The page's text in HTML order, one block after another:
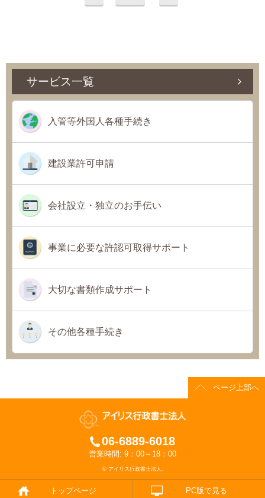
サービス一覧
入管等外国人各種手続き
建設業許可申請
会社設立・独立のお手伝い
事業に必要な許認可取得サポート
大切な書類作成サポート
その他各種手続き
ページ上部へ
06-6889-6018
営業時間: 9：00～18：00
© アイリス行政書士法人.
トップページ PC版で見る